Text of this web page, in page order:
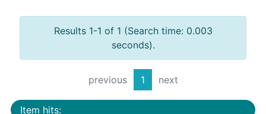
Results 1-1 of 1 (Search time: 0.003
seconds).
previous 1 next
Item hits: